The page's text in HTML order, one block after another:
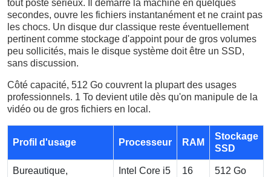
tout poste sérieux. Il démarre la machine en quelques
secondes, ouvre les fichiers instantanément et ne craint pas
les chocs. Un disque dur classique reste éventuellement
pertinent comme stockage d'appoint pour de gros volumes
peu sollicités, mais le disque système doit être un SSD,
sans discussion.
Côté capacité, 512 Go couvrent la plupart des usages
professionnels. 1 To devient utile dès qu'on manipule de la
vidéo ou de gros fichiers en local.
Profil d'usage Processeur RAM
Stockage
SSD
Bureautique,
Intel Core i5
16
512 Go